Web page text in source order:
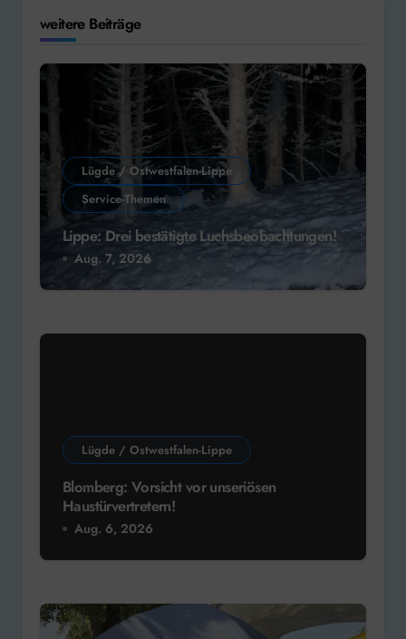
weitere Beiträge
Lügde / Ostwestfalen-Lippe
Service-Themen
Lippe: Drei bestätigte Luchsbeobachtungen!
Aug. 7, 2026
Lügde / Ostwestfalen-Lippe
Blomberg: Vorsicht vor unseriösen
Haustürvertretern!
Aug. 6, 2026